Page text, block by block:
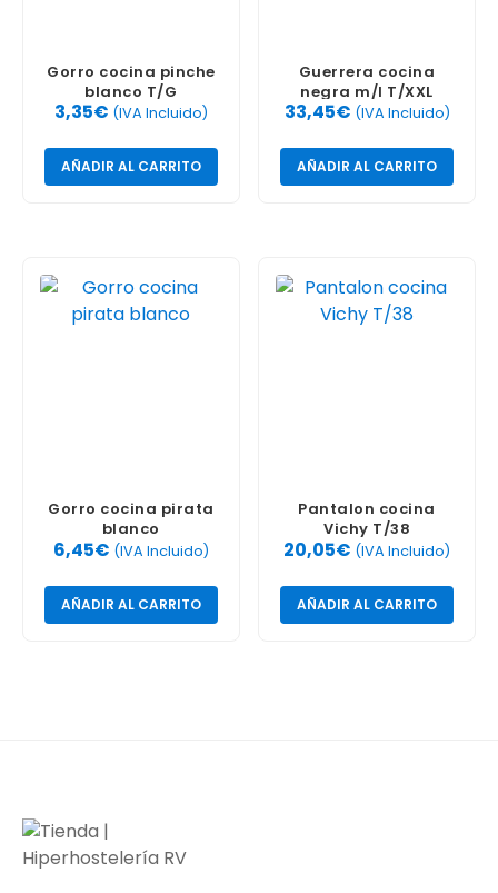
Gorro cocina pinche
blanco T/G
3,35€ (IVA Incluido)
AÑADIR AL CARRITO
Guerrera cocina
negra m/l T/XXL
33,45€ (IVA Incluido)
AÑADIR AL CARRITO
Gorro cocina pirata
blanco
6,45€ (IVA Incluido)
AÑADIR AL CARRITO
Pantalon cocina
Vichy T/38
20,05€ (IVA Incluido)
AÑADIR AL CARRITO